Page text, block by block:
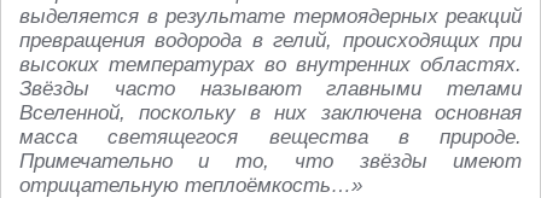
выделяется в результате термоядерных реакций
превращения водорода в гелий, происходящих при
высоких температурах во внутренних областях.
Звёзды часто называют главными телами
Вселенной, поскольку в них заключена основная
масса светящегося вещества в природе.
Примечательно и то, что звёзды имеют
отрицательную теплоёмкость…»